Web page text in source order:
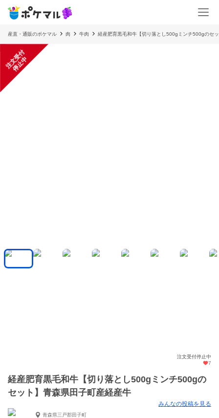
産直・通販のポケマル 肉 牛肉 経産肥育黒毛和牛【切り落とし500gミンチ500gのセ
注
文
受
付
停
止
中
注文受付停止中
7
経産肥育黒毛和牛【切り落とし500gミンチ500gの
セット】青森県田子町産経産牛
みんなの投稿を見る
青森県三戸郡田子町